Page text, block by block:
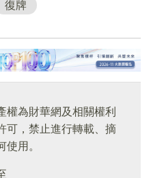
復牌
權為財華網及相關權利
可，禁止進行轉載、摘
用。